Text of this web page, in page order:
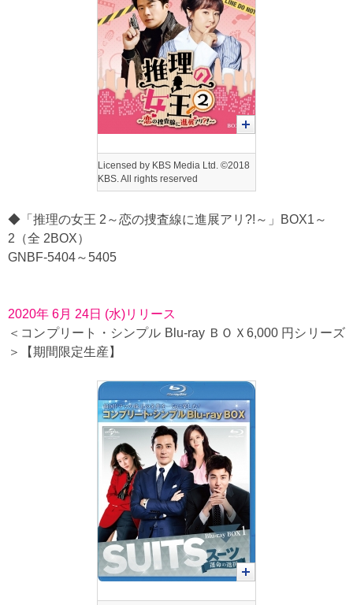
Licensed by KBS Media Ltd. ©2018
KBS. All rights reserved
◆「推理の女王 2～恋の捜査線に進展アリ?!～」BOX1～
2（全 2BOX）
GNBF-5404～5405
2020年 6月 24日 (水)リリース
＜コンプリート・シンプル Blu-ray ＢＯＸ6,000 円シリーズ
＞【期間限定生産】